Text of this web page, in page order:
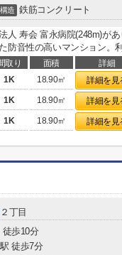
構造 鉄筋コンクリート
人 寿会 富永病院(248m)が
防音性の高いマンション。
取り 面積 詳細
1K 18.90㎡ 詳細を見
1K 18.90㎡ 詳細を見
1K 18.90㎡ 詳細を見
２丁目
徒歩10分
駅 徒歩7分